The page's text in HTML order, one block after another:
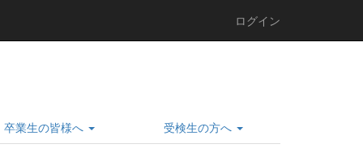
ログイン
卒業生の皆様へ 受検生の方へ